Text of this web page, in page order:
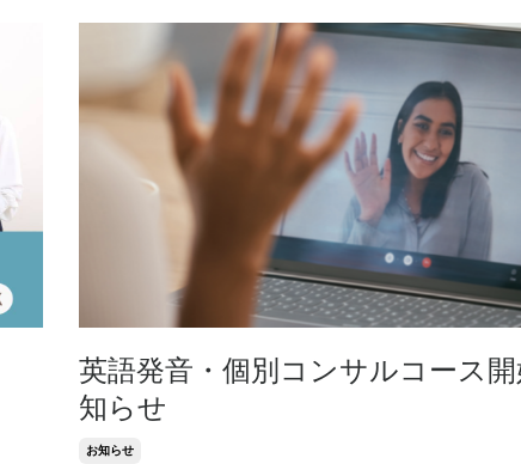
英語発音・個別コンサルコース
知らせ
お知らせ